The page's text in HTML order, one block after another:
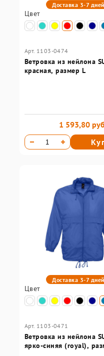
Доставка 3-7 дней
Цвет
Арт. 1103-0474
Ветровка из нейлона
красная, размер L
1 593,80
Доставка 3-7 дней
Цвет
Арт. 1103-0471
Ветровка из нейлона
ярко-синяя (royal),